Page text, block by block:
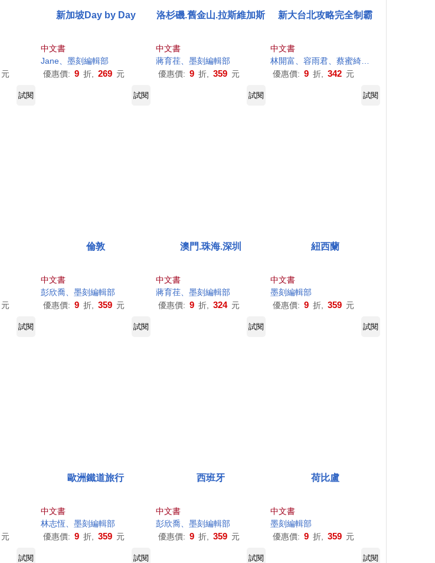
元
新加坡Day by Day
中文書
Jane、墨刻編輯部
優惠價: 9 折, 269 元
洛杉磯.舊金山.拉斯維加斯
中文書
蔣育荏、 墨刻編輯部
優惠價: 9 折, 359 元
新大台北攻略完全制霸
中文書
優惠價: 9 折, 342 元
試閱 試閱 試閱 試閱
元
倫敦
中文書
彭欣喬、墨刻編輯部
優惠價: 9 折, 359 元
澳門.珠海.深圳
中文書
蔣育荏、 墨刻編輯部
優惠價: 9 折, 324 元
紐西蘭
中文書
墨刻編輯部
優惠價: 9 折, 359 元
試閱 試閱 試閱 試閱
元
歐洲鐵道旅行
中文書
林志恆、墨刻編輯部
優惠價: 9 折, 359 元
西班牙
中文書
彭欣喬、 墨刻編輯部
優惠價: 9 折, 359 元
荷比盧
中文書
墨刻編輯部
優惠價: 9 折, 359 元
試閱 試閱 試閱 試閱